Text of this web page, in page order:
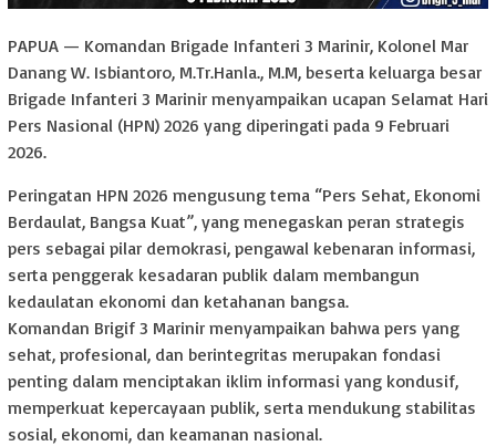
PAPUA — Komandan Brigade Infanteri 3 Marinir, Kolonel Mar
Danang W. Isbiantoro, M.Tr.Hanla., M.M, beserta keluarga besar
Brigade Infanteri 3 Marinir menyampaikan ucapan Selamat Hari
Pers Nasional (HPN) 2026 yang diperingati pada 9 Februari
2026.
Peringatan HPN 2026 mengusung tema “Pers Sehat, Ekonomi
Berdaulat, Bangsa Kuat”, yang menegaskan peran strategis
pers sebagai pilar demokrasi, pengawal kebenaran informasi,
serta penggerak kesadaran publik dalam membangun
kedaulatan ekonomi dan ketahanan bangsa.
Komandan Brigif 3 Marinir menyampaikan bahwa pers yang
sehat, profesional, dan berintegritas merupakan fondasi
penting dalam menciptakan iklim informasi yang kondusif,
memperkuat kepercayaan publik, serta mendukung stabilitas
sosial, ekonomi, dan keamanan nasional.